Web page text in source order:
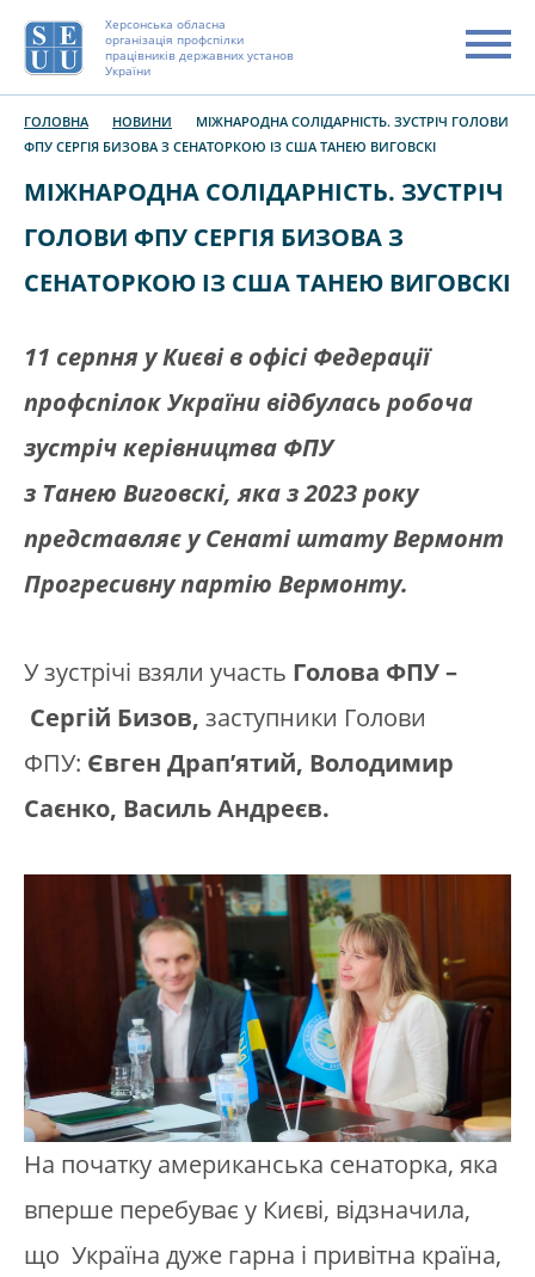
Херсонська обласна
організація профспілки
працівників державних установ
України
ГОЛОВНА НОВИНИ
МІЖНАРОДНА СОЛІДАРНІСТЬ. ЗУСТРІЧ ГОЛОВИ
ФПУ СЕРГІЯ БИЗОВА З СЕНАТОРКОЮ ІЗ США ТАНЕЮ ВИГОВСКІ
МІЖНАРОДНА СОЛІДАРНІСТЬ. ЗУСТРІЧ
ГОЛОВИ ФПУ СЕРГІЯ БИЗОВА З
СЕНАТОРКОЮ ІЗ США ТАНЕЮ ВИГОВСКІ
11 серпня у Києві в офісі Федерації
профспілок України відбулась робоча
зустріч керівництва ФПУ
з Танею Виговскі, яка з 2023 року
представляє у Сенаті штату Вермонт
Прогресивну партію Вермонту.
У зустрічі взяли участь Голова ФПУ –
Сергій Бизов, заступники Голови
ФПУ: Євген Драп’ятий, Володимир
Саєнко, Василь Андреєв.
На початку американська сенаторка, яка
вперше перебуває у Києві, відзначила,
що Україна дуже гарна і привітна країна,